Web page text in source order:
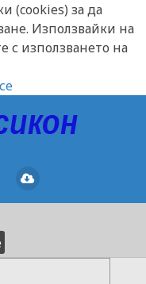
(cookies) за да
Използвайки на
с използването на